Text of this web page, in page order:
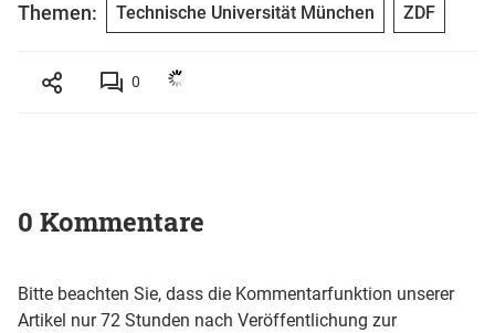
Themen: Technische Universität München ZDF
0
0 Kommentare
Bitte beachten Sie, dass die Kommentarfunktion unserer
Artikel nur 72 Stunden nach Veröffentlichung zur